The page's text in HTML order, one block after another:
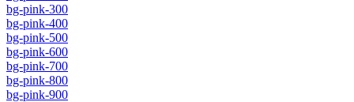
bg-pink-300
bg-pink-400
bg-pink-500
bg-pink-600
bg-pink-700
bg-pink-800
bg-pink-900